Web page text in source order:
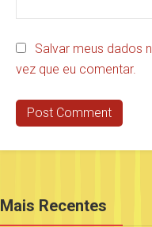
Salvar meus dados
vez que eu comentar.
Mais Recentes